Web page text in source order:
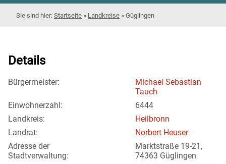
Startseite » Landkreise » Güglingen
Details
Bürgermeister:
Michael Sebastian
Tauch
Einwohnerzahl:
6444
Landkreis:
Heilbronn
Landrat:
Norbert Heuser
Adresse der
Stadtverwaltung:
Marktstraße 19-21,
74363 Güglingen